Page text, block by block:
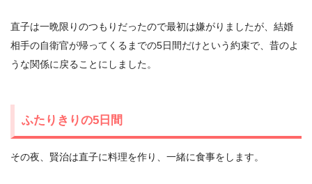
直子は一晩限りのつもりだったので最初は嫌がりましたが、結婚
相手の自衛官が帰ってくるまでの5日間だけという約束で、昔のよ
うな関係に戻ることにしました。
ふたりきりの5日間
その夜、賢治は直子に料理を作り、一緒に食事をします。